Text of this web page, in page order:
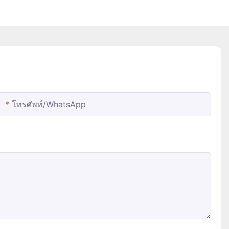
โทรศัพท์/WhatsApp